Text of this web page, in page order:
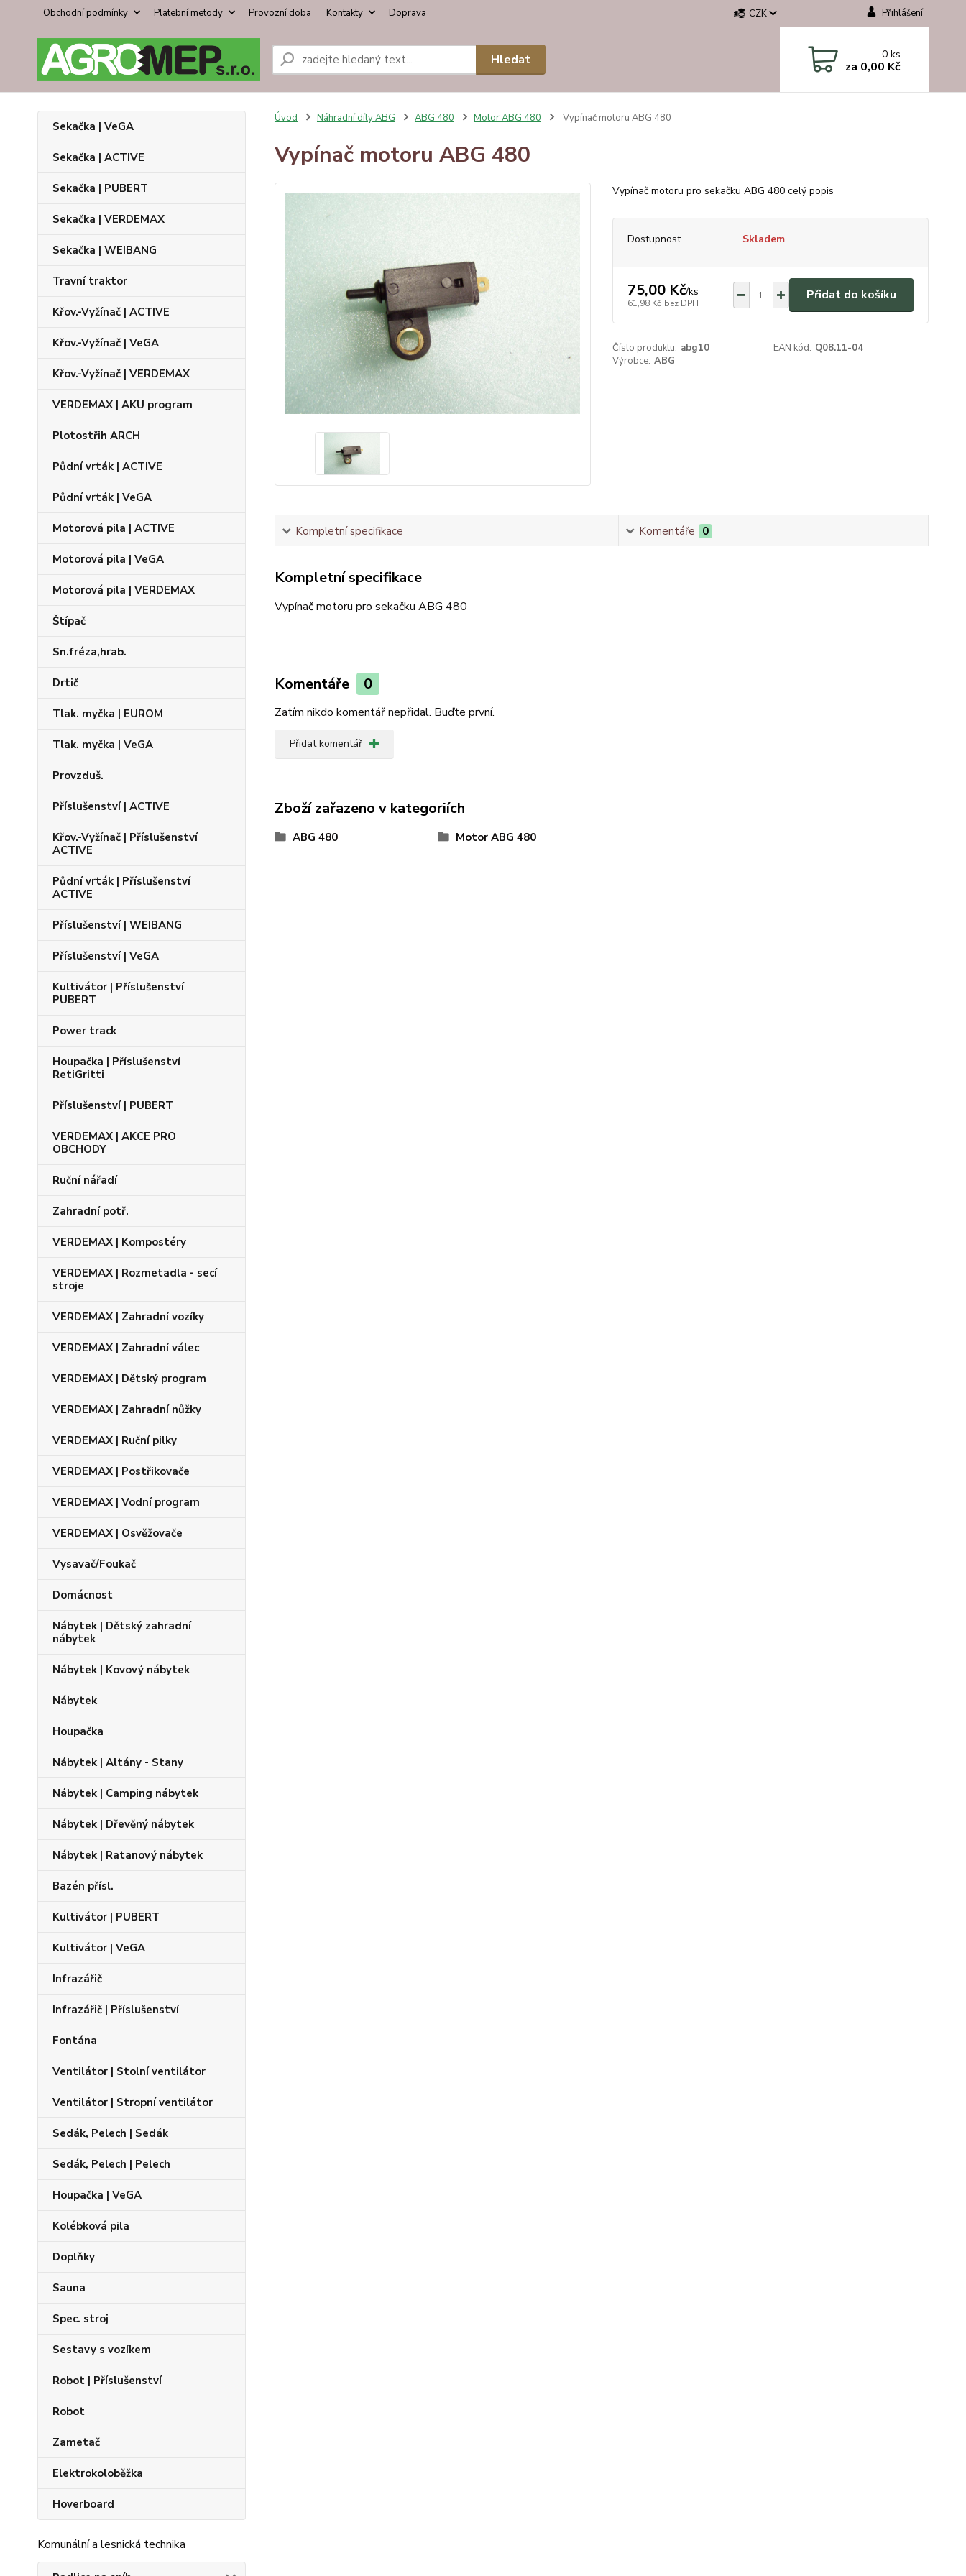
Obchodní podmínky Platební metody Provozní doba Kontakty Doprava CZK Přihlášení
Hledat 0ks
za 0,00 Kč
Sekačka | VeGA
Sekačka | ACTIVE
Sekačka | PUBERT
Sekačka | VERDEMAX
Sekačka | WEIBANG
Travní traktor
Křov.-Vyžínač | ACTIVE
Křov.-Vyžínač | VeGA
Křov.-Vyžínač | VERDEMAX
VERDEMAX | AKU program
Plotostřih ARCH
Půdní vrták | ACTIVE
Půdní vrták | VeGA
Motorová pila | ACTIVE
Motorová pila | VeGA
Motorová pila | VERDEMAX
Štípač
Sn.fréza,hrab.
Drtič
Tlak. myčka | EUROM
Tlak. myčka | VeGA
Provzduš.
Příslušenství | ACTIVE
Křov.-Vyžínač | Příslušenství
ACTIVE
Půdní vrták | Příslušenství
ACTIVE
Příslušenství | WEIBANG
Příslušenství | VeGA
Kultivátor | Příslušenství
PUBERT
Power track
Houpačka | Příslušenství
RetiGritti
Příslušenství | PUBERT
VERDEMAX | AKCE PRO
OBCHODY
Ruční nářadí
Zahradní potř.
VERDEMAX | Kompostéry
VERDEMAX | Rozmetadla - secí
stroje
VERDEMAX | Zahradní vozíky
VERDEMAX | Zahradní válec
VERDEMAX | Dětský program
VERDEMAX | Zahradní nůžky
VERDEMAX | Ruční pilky
VERDEMAX | Postřikovače
VERDEMAX | Vodní program
VERDEMAX | Osvěžovače
Vysavač/Foukač
Domácnost
Nábytek | Dětský zahradní
nábytek
Nábytek | Kovový nábytek
Nábytek
Houpačka
Nábytek | Altány - Stany
Nábytek | Camping nábytek
Nábytek | Dřevěný nábytek
Nábytek | Ratanový nábytek
Bazén přísl.
Kultivátor | PUBERT
Kultivátor | VeGA
Infrazářič
Infrazářič | Příslušenství
Fontána
Ventilátor | Stolní ventilátor
Ventilátor | Stropní ventilátor
Sedák, Pelech | Sedák
Sedák, Pelech | Pelech
Houpačka | VeGA
Kolébková pila
Doplňky
Sauna
Spec. stroj
Sestavy s vozíkem
Robot | Příslušenství
Robot
Zametač
Elektrokoloběžka
Hoverboard
Komunální a lesnická technika
Úvod Náhradní díly ABG ABG 480 Motor ABG 480 Vypínač motoru ABG 480
Vypínač motoru ABG 480
Vypínač motoru pro sekačku ABG 480 celý popis
Dostupnost Skladem
75,00 Kč/ks
61,98 Kč bez DPH
Přidat do košíku
Číslo produktu: abg10 EAN kód: Q08.11-04
Výrobce: ABG
Kompletní specifikace Komentáře 0
Kompletní specifikace
Vypínač motoru pro sekačku ABG 480
Komentáře 0
Zatím nikdo komentář nepřidal. Buďte první.
Přidat komentář
Zboží zařazeno v kategoriích
ABG 480 Motor ABG 480